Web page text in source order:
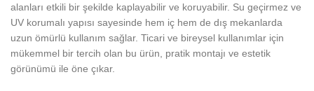
alanları etkili bir şekilde kaplayabilir ve koruyabilir. Su geçirmez ve
UV korumalı yapısı sayesinde hem iç hem de dış mekanlarda
uzun ömürlü kullanım sağlar. Ticari ve bireysel kullanımlar için
mükemmel bir tercih olan bu ürün, pratik montajı ve estetik
görünümü ile öne çıkar.